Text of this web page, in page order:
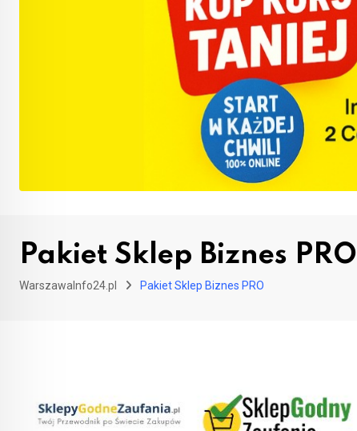
Pakiet Sklep Biznes PRO
WarszawaInfo24.pl Pakiet Sklep Biznes PRO